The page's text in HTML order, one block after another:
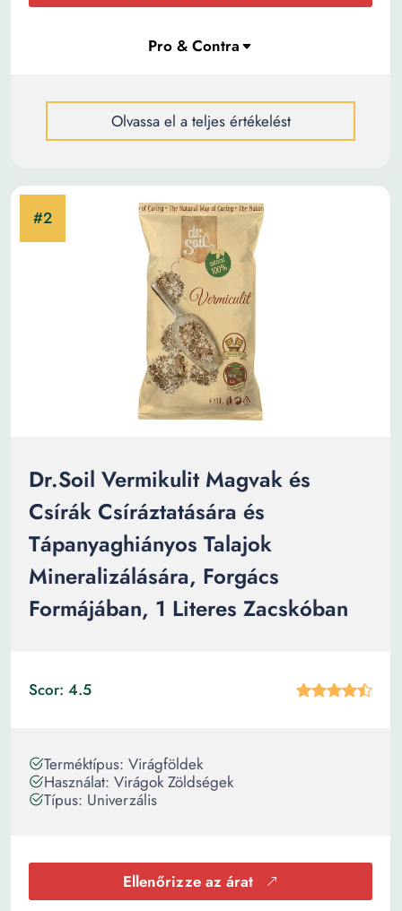
Olvassa el a teljes értékelést
Dr.Soil Vermikulit Magvak és
Csírák Csíráztatására és
Tápanyaghiányos Talajok
Mineralizálására, Forgács
Formájában, 1 Literes Zacskóban
Scor: 4.5
Terméktípus: Virágföldek
Használat: Virágok Zöldségek
Típus: Univerzális
Ellenőrizze az árat